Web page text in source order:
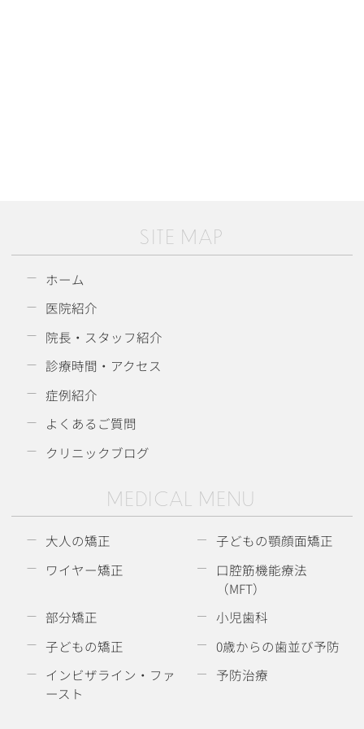
SITE MAP
ホーム
医院紹介
院長・スタッフ紹介
診療時間・アクセス
症例紹介
よくあるご質問
クリニックブログ
MEDICAL MENU
大人の矯正
子どもの顎顔面矯正
ワイヤー矯正
口腔筋機能療法
（MFT）
部分矯正
小児歯科
子どもの矯正
0歳からの歯並び予防
インビザライン・ファ
ースト
予防治療